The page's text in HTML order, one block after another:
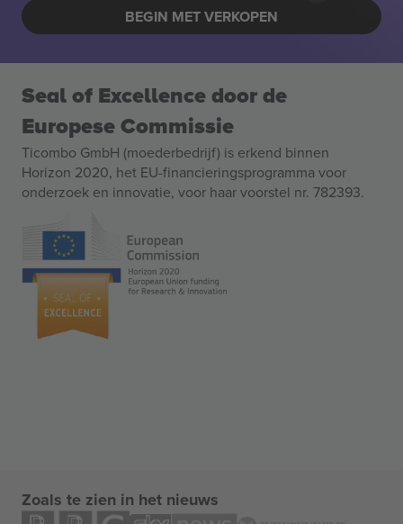
BEGIN MET VERKOPEN
Seal of Excellence door de
Europese Commissie
Ticombo GmbH (moederbedrijf) is erkend binnen
Horizon 2020, het EU-financieringsprogramma voor
onderzoek en innovatie, voor haar voorstel nr. 782393.
Zoals te zien in het nieuws